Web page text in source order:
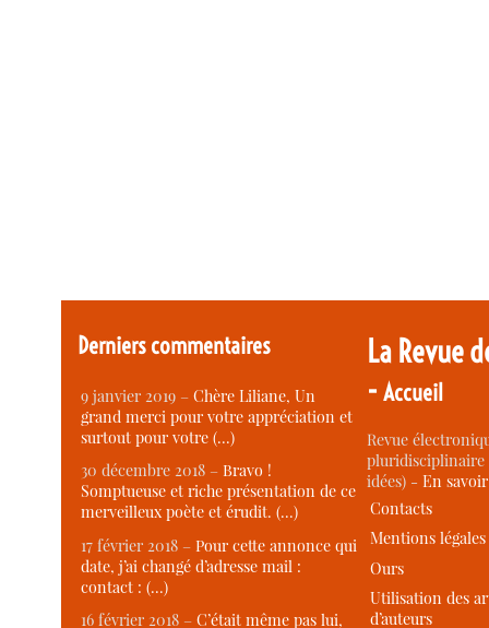
Derniers commentaires
9 janvier 2019 –Chère Liliane, Un
grand merci pour votre appréciation et
surtout pour votre (…)
30 décembre 2018 –Bravo !
Somptueuse et riche présentation de ce
merveilleux poète et érudit. (…)
17 février 2018 –Pour cette annonce qui
date, j’ai changé d’adresse mail :
contact : (…)
16 février 2018 –C’était même pas lui,
La Revue
-Accueil
Revue
idées) -En
Contacts
Mentions légales
Ours
Utilisation des
d’auteurs